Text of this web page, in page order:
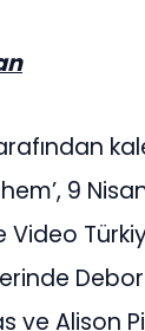
9
ve Alison